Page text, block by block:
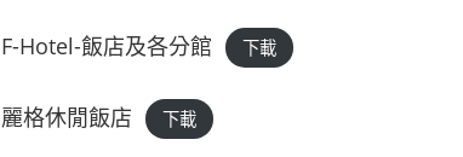
F-Hotel-飯店及各分館 下載
麗格休閒飯店 下載